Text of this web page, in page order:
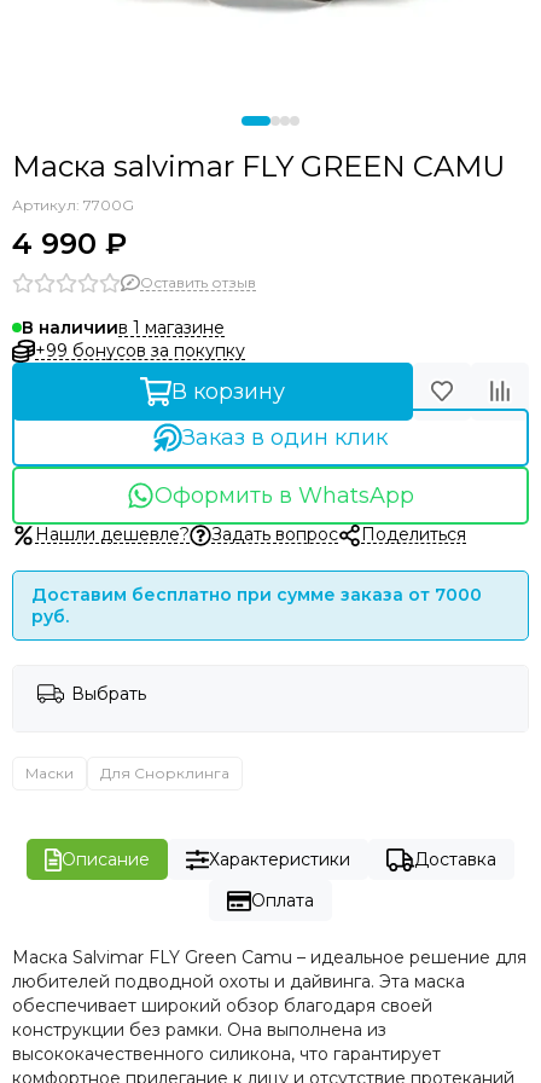
Маска salvimar FLY GREEN CAMU
Артикул: 7700G
4 990 ₽
Оставить отзыв
В наличиив 1 магазине
+99 бонусов за покупку
В корзину
Заказ в один клик
Оформить в WhatsApp
Нашли дешевле? Задать вопрос Поделиться
Доставим бесплатно при сумме заказа от 7000
руб.
Выбрать
Маски Для Снорклинга
Описание Характеристики
Доставка
Оплата
Маска Salvimar FLY Green Camu – идеальное решение для
любителей подводной охоты и дайвинга. Эта маска
обеспечивает широкий обзор благодаря своей
конструкции без рамки. Она выполнена из
высококачественного силикона, что гарантирует
комфортное прилегание к лицу и отсутствие протеканий